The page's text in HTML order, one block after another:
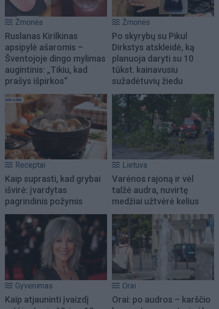
Žmonės
Ruslanas Kirilkinas
apsipylė ašaromis –
Šventojoje dingo mylimas
augintinis: „Tikiu, kad
prašys išpirkos“
Žmonės
Po skyrybų su Pikul
Dirkstys atskleidė, ką
planuoja daryti su 10
tūkst. kainavusiu
sužadėtuvių žiedu
Receptai
Kaip suprasti, kad grybai
išvirė: įvardytas
pagrindinis požymis
Lietuva
Varėnos rajoną ir vėl
talžė audra, nuvirtę
medžiai užtvėrė kelius
Gyvenimas
Kaip atjauninti įvaizdį
Orai
Orai: po audros – karščio